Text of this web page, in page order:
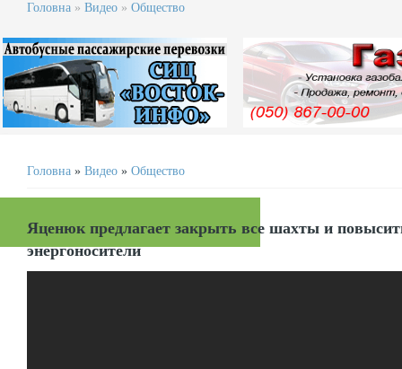
Головна » Видео » Общество
Головна » Видео » Общество
Яценюк предлагает закрыть все шахты и
энергоносители